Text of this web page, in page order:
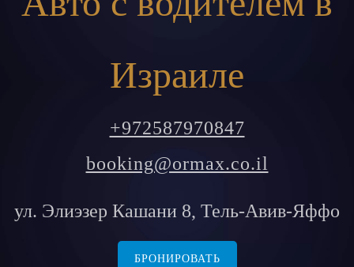
Израиле
+972587970847
booking@ormax.co.il
ул. Элиэзер Кашани 8, Тель-Авив-Яффо
БРОНИРОВАТЬ